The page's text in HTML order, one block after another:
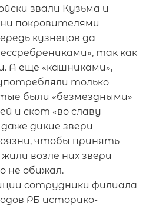
звали Кузьма и
покровителями
кузнецов да
так как
А еще «кашниками»,
только
были «безмездными»
и скот «во славу
дикие звери
чтобы принять
возле них звери
не обижал.
сотрудники филиала
РБ историко-